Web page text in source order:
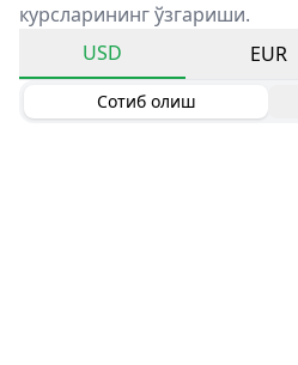
курсларининг ўзгариши.
USD
EUR
Сотиб олиш